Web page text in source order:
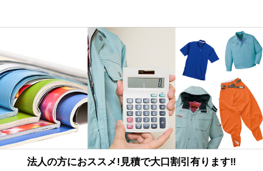
法人の方におススメ!見積で大口割引有ります‼